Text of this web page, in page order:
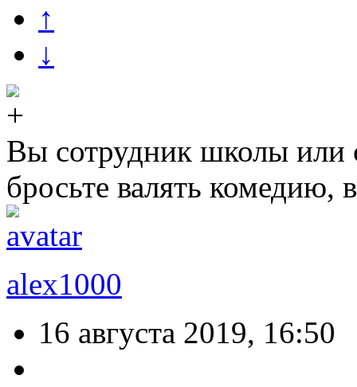
↑
↓
Вы сотрудник школы
бросьте валять комедию,
alex1000
16 августа 2019, 16:50